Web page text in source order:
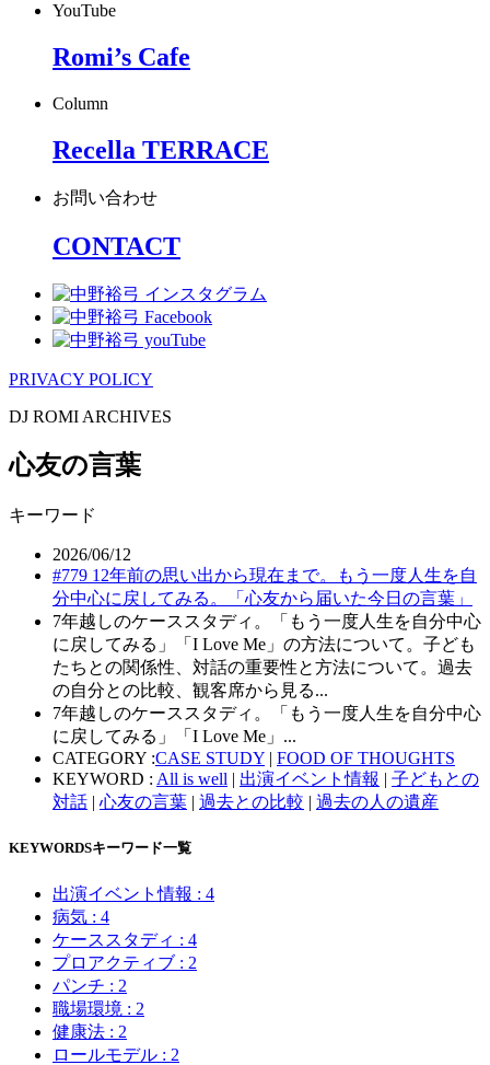
YouTube
Romi’s Cafe
Column
Recella TERRACE
お問い合わせ
CONTACT
PRIVACY POLICY
DJ ROMI ARCHIVES
心友の言葉
キーワード
2026/06/12
#779 12年前の思い出から現在まで。もう一度人生を自
分中心に戻してみる。「心友から届いた今日の言葉」
7年越しのケーススタディ。「もう一度人生を自分中心
に戻してみる」「I Love Me」の方法について。子ども
たちとの関係性、対話の重要性と方法について。過去
の自分との比較、観客席から見る...
7年越しのケーススタディ。「もう一度人生を自分中心
に戻してみる」「I Love Me」...
CATEGORY :CASE STUDY | FOOD OF THOUGHTS
KEYWORD : All is well | 出演イベント情報 | 子どもとの
対話 | 心友の言葉 | 過去との比較 | 過去の人の遺産
KEYWORDSキーワード一覧
出演イベント情報 : 4
病気 : 4
ケーススタディ : 4
プロアクティブ : 2
パンチ : 2
職場環境 : 2
健康法 : 2
ロールモデル : 2